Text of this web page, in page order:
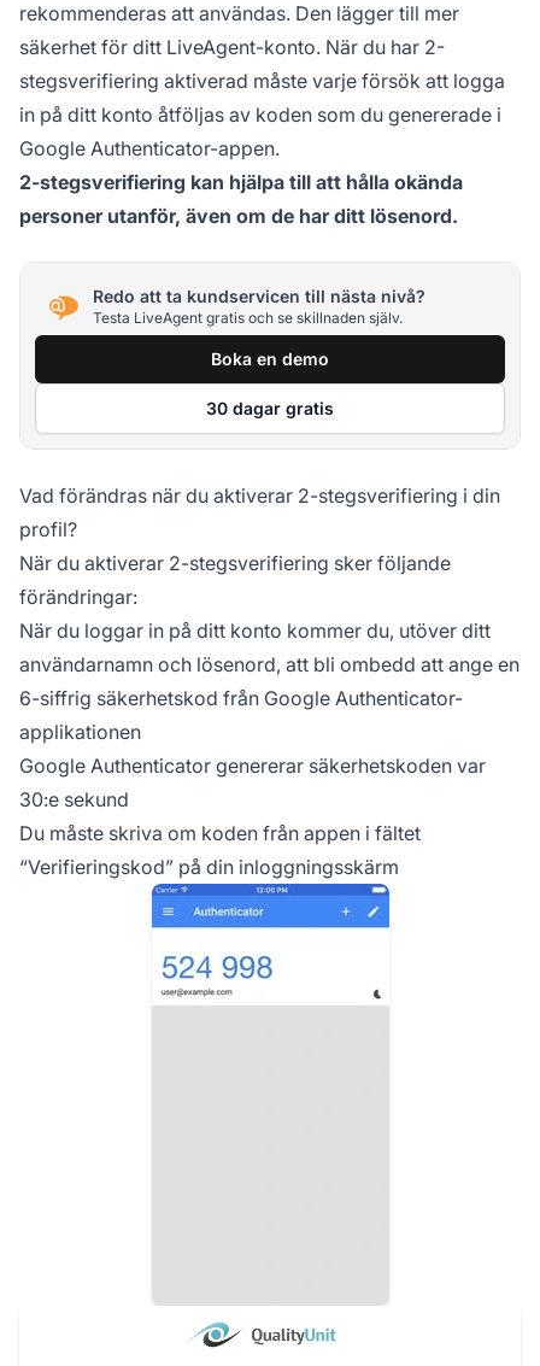
rekommenderas att användas. Den lägger till mer
säkerhet för ditt LiveAgent-konto. När du har 2-
stegsverifiering aktiverad måste varje försök att logga
in på ditt konto åtföljas av koden som du genererade i
Google Authenticator-appen.
2-stegsverifiering kan hjälpa till att hålla okända
personer utanför, även om de har ditt lösenord.
Redo att ta kundservicen till nästa nivå?
Testa LiveAgent gratis och se skillnaden själv.
Boka en demo
30 dagar gratis
Vad förändras när du aktiverar 2-stegsverifiering i din
profil?
När du aktiverar 2-stegsverifiering sker följande
förändringar:
När du loggar in på ditt konto kommer du, utöver ditt
användarnamn och lösenord, att bli ombedd att ange en
6-siffrig säkerhetskod från Google Authenticator-
applikationen
Google Authenticator genererar säkerhetskoden var
30:e sekund
Du måste skriva om koden från appen i fältet
“Verifieringskod” på din inloggningsskärm